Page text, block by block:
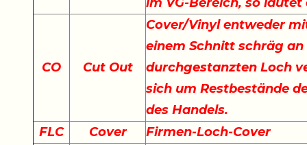
CO Cut Out
Cover/Vinyl entweder
einem Schnitt schräg
durchgestanzten Loch
sich um Restbestände
des Handels.
FLC
Cover Firmen-Loch-Cover